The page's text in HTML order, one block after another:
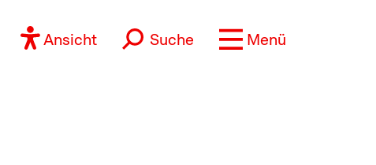
Ansicht Suche Menü